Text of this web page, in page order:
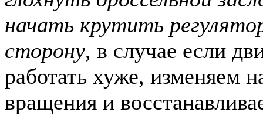
начать крутить
сторону, в случае если
работать хуже, изменяем
вращения и